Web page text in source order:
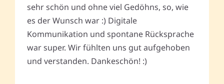
sehr schön und ohne viel Gedöhns, so, wie
es der Wunsch war :) Digitale
Kommunikation und spontane Rücksprache
war super. Wir fühlten uns gut aufgehoben
und verstanden. Dankeschön! :)